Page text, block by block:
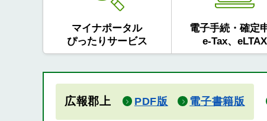
マイナポータル
ぴったりサービス
電子手続・確定
e-Tax、eLTAX
広報郡上 PDF版 電子書籍版